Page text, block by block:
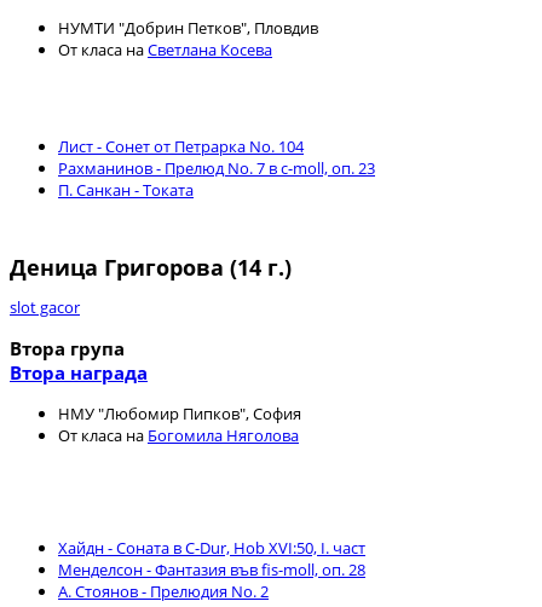
НУМТИ "Добрин Петков", Пловдив
От класа наСветлана Косева
Лист - Сонет от Петрарка No. 104
Рахманинов - Прелюд No. 7 в c-moll, оп. 23
П. Санкан - Токата
Деница Григорова (14 г.)
slot gacor
Втора група
Втора награда
НМУ "Любомир Пипков", София
От класа на Богомила Няголова
Хайдн - Соната в C-Dur, Hob XVI:50, I. част
Менделсон - Фантазия във fis-moll, оп. 28
А. Стоянов - Прелюдия No. 2